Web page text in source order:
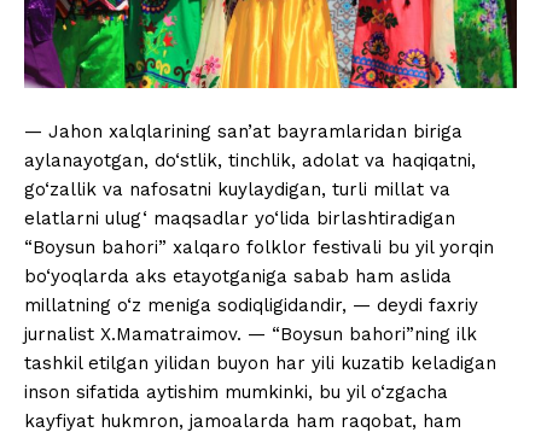
— Jahon xalqlarining san’at bayramlaridan biriga
aylanayotgan, do‘stlik, tinchlik, adolat va haqiqatni,
go‘zallik va nafosatni kuylaydigan, turli millat va
elatlarni ulug‘ maqsadlar yo‘lida birlashtiradigan
“Boysun bahori” xalqaro folklor festivali bu yil yorqin
bo‘yoqlarda aks etayotganiga sabab ham aslida
millatning o‘z meniga sodiqligidandir, — deydi faxriy
jurnalist X.Mamatraimov. — “Boysun bahori”ning ilk
tashkil etilgan yilidan buyon har yili kuzatib keladigan
inson sifatida aytishim mumkinki, bu yil o‘zgacha
kayfiyat hukmron, jamoalarda ham raqobat, ham